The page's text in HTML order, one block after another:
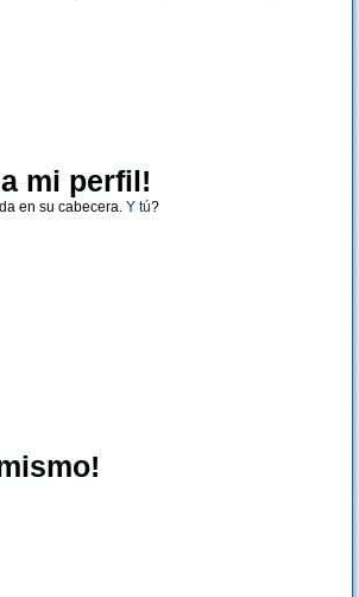
mi perfil!
en su cabecera. Y tú?